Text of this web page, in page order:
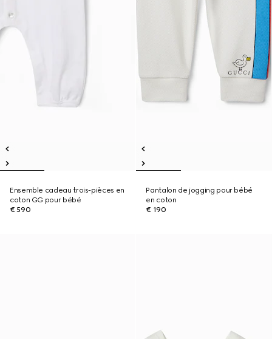
Ensemble cadeau trois-pièces en
coton GG pour bébé
€ 590
Pantalon de jogging pour bébé
en coton
€ 190